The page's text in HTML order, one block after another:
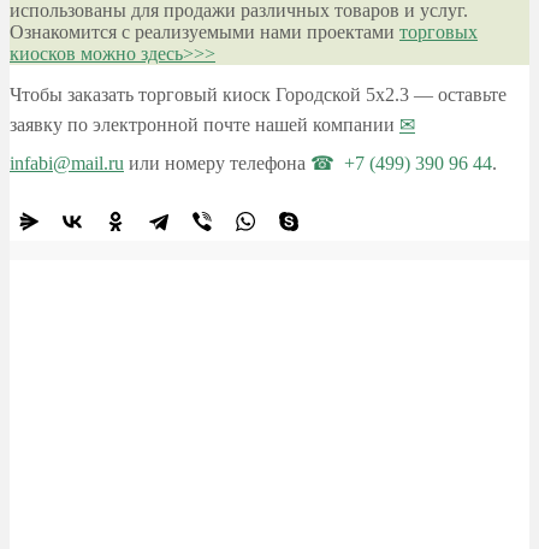
использованы для продажи различных товаров и услуг.
Ознакомится с реализуемыми нами проектами торговых
киосков можно здесь>>>
Чтобы заказать торговый киоск Городской 5х2.3 — оставьте
заявку по электронной почте нашей компании
infabi@mail.ru или номеру телефона +7 (499) 390 96 44.